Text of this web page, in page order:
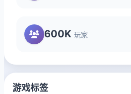
600K 玩家
游戏标签